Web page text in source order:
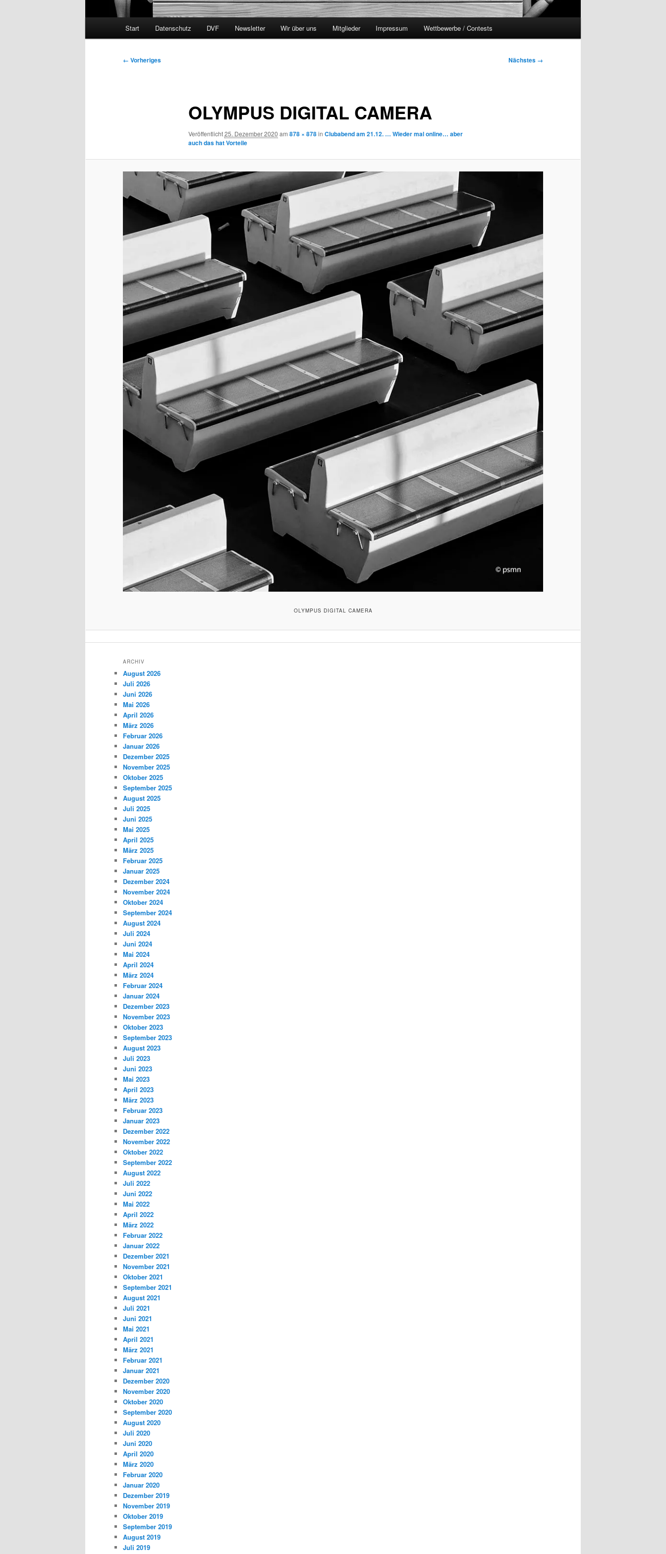
Start Datenschutz DVF Newsletter Wir über uns Mitglieder Impressum Wettbewerbe / Contests
Bilder-
← Vorheriges Nächstes →
OLYMPUS DIGITAL CAMERA
Veröffentlicht25. Dezember 2020 am 878 × 878in Clubabend am 21.12. … Wieder mal online… aber
auch das hat Vorteile
OLYMPUS DIGITAL CAMERA
ARCHIV
August 2026
Juli 2026
Juni 2026
Mai 2026
April 2026
März 2026
Februar 2026
Januar 2026
Dezember 2025
November 2025
Oktober 2025
September 2025
August 2025
Juli 2025
Juni 2025
Mai 2025
April 2025
März 2025
Februar 2025
Januar 2025
Dezember 2024
November 2024
Oktober 2024
September 2024
August 2024
Juli 2024
Juni 2024
Mai 2024
April 2024
März 2024
Februar 2024
Januar 2024
Dezember 2023
November 2023
Oktober 2023
September 2023
August 2023
Juli 2023
Juni 2023
Mai 2023
April 2023
März 2023
Februar 2023
Januar 2023
Dezember 2022
November 2022
Oktober 2022
September 2022
August 2022
Juli 2022
Juni 2022
Mai 2022
April 2022
März 2022
Februar 2022
Januar 2022
Dezember 2021
November 2021
Oktober 2021
September 2021
August 2021
Juli 2021
Juni 2021
Mai 2021
April 2021
März 2021
Februar 2021
Januar 2021
Dezember 2020
November 2020
Oktober 2020
September 2020
August 2020
Juli 2020
Juni 2020
April 2020
März 2020
Februar 2020
Januar 2020
Dezember 2019
November 2019
Oktober 2019
September 2019
August 2019
Juli 2019